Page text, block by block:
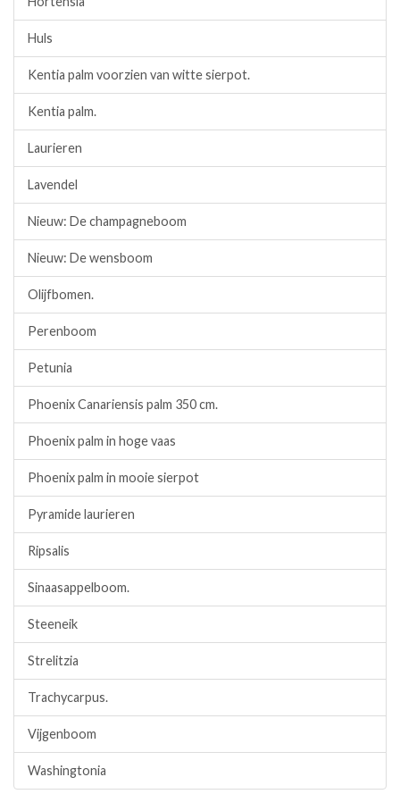
Huls
Kentia palm voorzien van witte sierpot.
Kentia palm.
Laurieren
Lavendel
Nieuw: De champagneboom
Nieuw: De wensboom
Olijfbomen.
Perenboom
Petunia
Phoenix Canariensis palm 350 cm.
Phoenix palm in hoge vaas
Phoenix palm in mooie sierpot
Pyramide laurieren
Ripsalis
Sinaasappelboom.
Steeneik
Strelitzia
Trachycarpus.
Vijgenboom
Washingtonia